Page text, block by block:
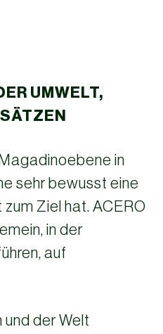
UMWELT,
in
sehr bewusst eine
Ziel hat. ACERO
in der
auf
der Welt